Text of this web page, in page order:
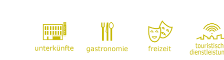
-OCIO -OTROS